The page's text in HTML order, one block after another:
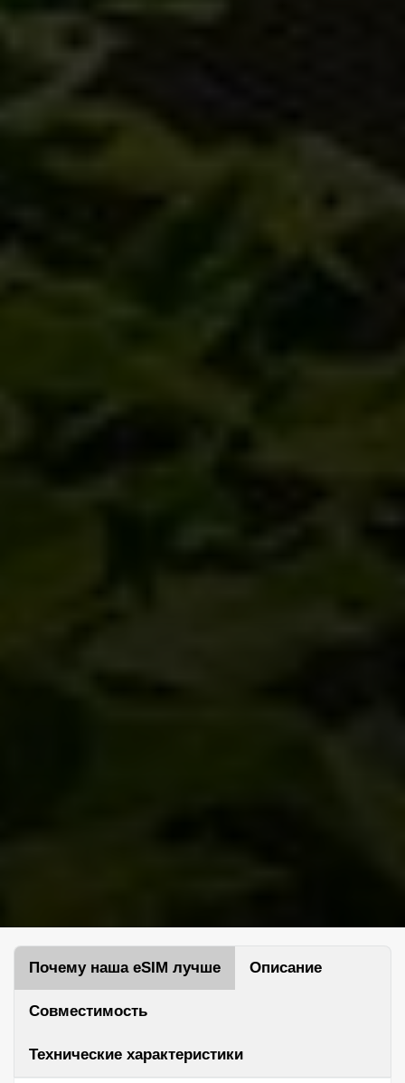
Почему наша eSIM лучше Описание
Совместимость
Технические характеристики